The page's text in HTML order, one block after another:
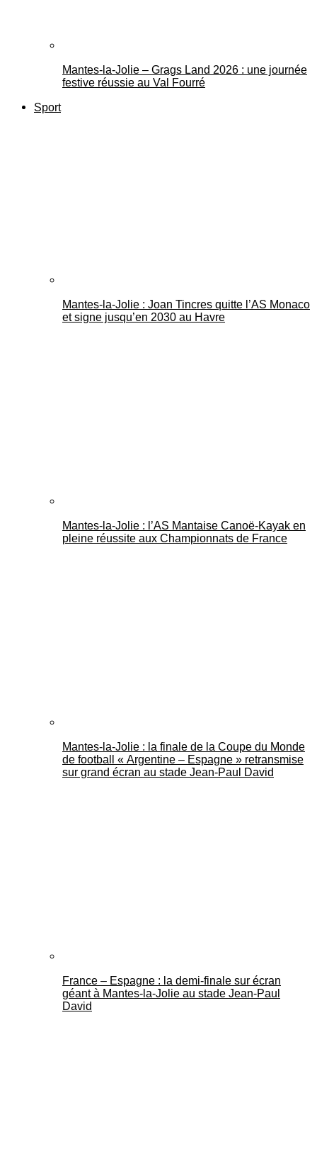
Mantes-la-Jolie – Grags Land 2026 : une journée
festive réussie au Val Fourré
Sport
Mantes-la-Jolie : Joan Tincres quitte l’AS Monaco
et signe jusqu’en 2030 au Havre
Mantes-la-Jolie : l’AS Mantaise Canoë‑Kayak en
pleine réussite aux Championnats de France
Mantes-la-Jolie : la finale de la Coupe du Monde
de football « Argentine – Espagne » retransmise
sur grand écran au stade Jean-Paul David
France – Espagne : la demi-finale sur écran
géant à Mantes-la-Jolie au stade Jean-Paul
David